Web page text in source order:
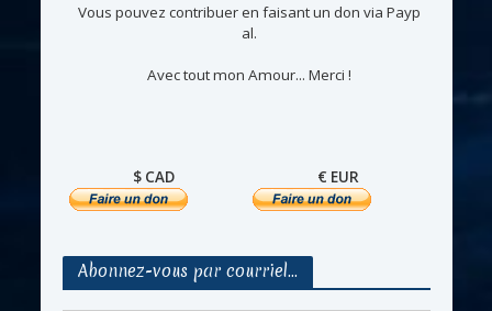
Vous pouvez contribuer en faisant un don via Payp
al.
Avec tout mon Amour... Merci !
$ CAD € EUR
Abonnez-vous par courriel…